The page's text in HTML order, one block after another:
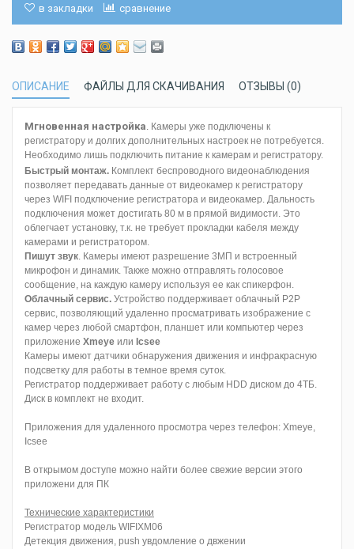
в закладки сравнение
ОПИСАНИЕ ФАЙЛЫ ДЛЯ СКАЧИВАНИЯ ОТЗЫВЫ (0)
Мгновенная настройка. Камеры уже подключены к
регистратору и долгих дополнительных настроек не потребуется.
Необходимо лишь подключить питание к камерам и регистратору.
Быстрый монтаж. Комплект беспроводного видеонаблюдения
позволяет передавать данные от видеокамер к регистратору
через WIFI подключение регистратора и видеокамер. Дальность
подключения может достигать 80 м в прямой видимости. Это
облегчает установку, т.к. не требует прокладки кабеля между
камерами и регистратором.
Пишут звук. Камеры имеют разрешение 3МП и встроенный
микрофон и динамик. Также можно отправлять голосовое
сообщение, на каждую камеру используя ее как спикерфон.
Облачный сервис. Устройство поддерживает облачный P2P
сервис, позволяющий удаленно просматривать изображение с
камер через любой смартфон, планшет или компьютер через
приложение Xmeye или Icsee
Камеры имеют датчики обнаружения движения и инфракрасную
подсветку для работы в темное время суток.
Регистратор поддерживает работу с любым HDD диском до 4ТБ.
Диск в комплект не входит.
Приложения для удаленного просмотра через телефон: Xmeye,
Icsee
В открымом доступе можно найти более свежие версии этого
приложени для ПК
Технические характеристики
Регистратор модель WIFIXM06
Детекция движения, push увдомление о двжении